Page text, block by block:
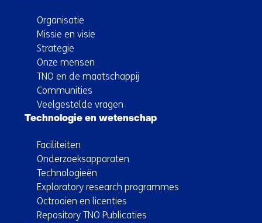
Organisatie
Missie en visie
Strategie
Onze mensen
TNO en de maatschappij
Communities
Veelgestelde vragen
Technologie en wetenschap
Faciliteiten
Onderzoeksapparaten
Technologieën
Exploratory research programmes
Octrooien en licenties
Repository TNO Publicaties